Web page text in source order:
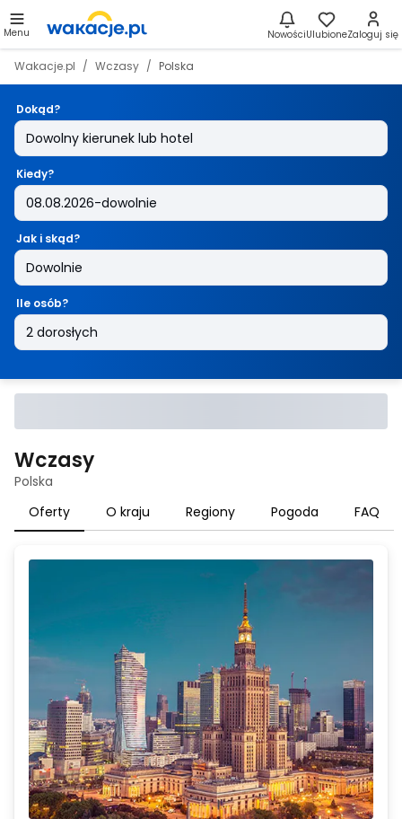
Menu NowościUlubioneZaloguj się
Wakacje.pl Wczasy Polska
Dokąd?
Kiedy?
Jak i skąd?
Ile osób?
Wczasy
Polska
Oferty
O kraju Regiony Pogoda FAQ